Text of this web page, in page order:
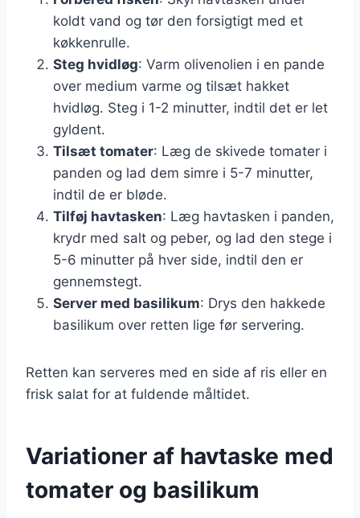
koldt vand og tør den forsigtigt med et
køkkenrulle.
Steg hvidløg: Varm olivenolien i en pande
over medium varme og tilsæt hakket
hvidløg. Steg i 1-2 minutter, indtil det er let
gyldent.
Tilsæt tomater: Læg de skivede tomater i
panden og lad dem simre i 5-7 minutter,
indtil de er bløde.
Tilføj havtasken: Læg havtasken i panden,
krydr med salt og peber, og lad den stege i
5-6 minutter på hver side, indtil den er
gennemstegt.
Server med basilikum: Drys den hakkede
basilikum over retten lige før servering.
Retten kan serveres med en side af ris eller en
frisk salat for at fuldende måltidet.
Variationer af havtaske med
tomater og basilikum